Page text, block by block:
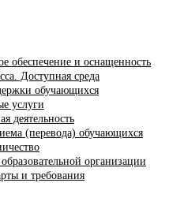
обеспечение и оснащенность
Доступная среда
обучающихся
услуги
деятельность
(перевода) обучающихся
организации
и требования